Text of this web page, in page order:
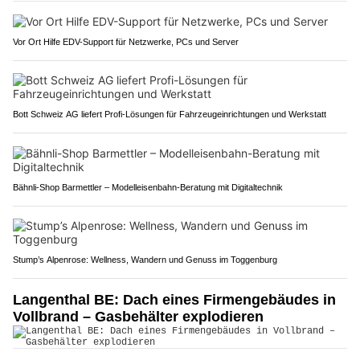
Vor Ort Hilfe EDV-Support für Netzwerke, PCs und Server
Bott Schweiz AG liefert Profi-Lösungen für Fahrzeugeinrichtungen und Werkstatt
Bähnli-Shop Barmettler – Modelleisenbahn-Beratung mit Digitaltechnik
Stump’s Alpenrose: Wellness, Wandern und Genuss im Toggenburg
Langenthal BE: Dach eines Firmengebäudes in
Vollbrand – Gasbehälter explodieren